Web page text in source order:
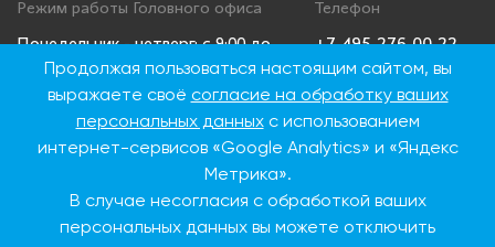
Режим работы Головного офиса
Понедельник - четверг: с 9:00 до
18:00
Пятница: с 9:00 до 16:45
Суббота, воскресенье: выходные
дни
Телефон
+7 495 276 00 22
8 800 100 00 22
(Бесплатно по
России)
Адрес Головного офиса
115093, г. Москва, ул.
Продолжая пользоваться настоящим сайтом, вы
выражаете своё согласие на обработку ваших
персональных данныхс использованием
интернет-сервисов «Google Analytics» и «Яндекс
Метрика».
В случае несогласия с обработкой ваших
персональных данных вы можете отключить